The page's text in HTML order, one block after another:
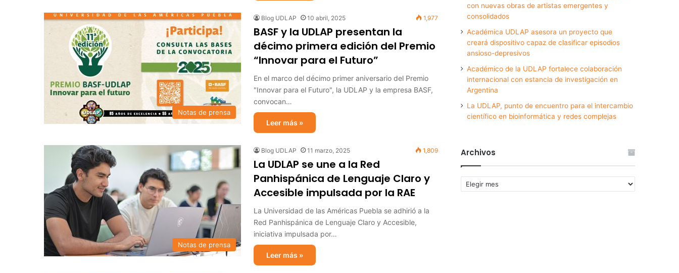
Notas de prensa
Blog UDLAP 10 abril, 2025 1,977
BASF y la UDLAP presentan la
décimo primera edición del Premio
“Innovar para el Futuro”
En el marco del décimo primer aniversario del Premio
"Innovar para el Futuro", la UDLAP y la empresa BASF,
convocan…
Leer más »
Notas de prensa
Blog UDLAP 11 marzo, 2025 1,809
La UDLAP se une a la Red
Panhispánica de Lenguaje Claro y
Accesible impulsada por la RAE
La Universidad de las Américas Puebla se adhirió a la
Red Panhispánica de Lenguaje Claro y Accesible,
iniciativa impulsada por…
Leer más »
con nuevas obras de artistas emergentes y
consolidados
Académica UDLAP asesora un proyecto que
creará dispositivo capaz de clasificar episodios
ansioso-depresivos
Académico de la UDLAP fortalece colaboración
internacional con estancia de investigación en
Argentina
La UDLAP, punto de encuentro para el intercambio
científico en bioinformática y redes complejas
Archivos
Archivos